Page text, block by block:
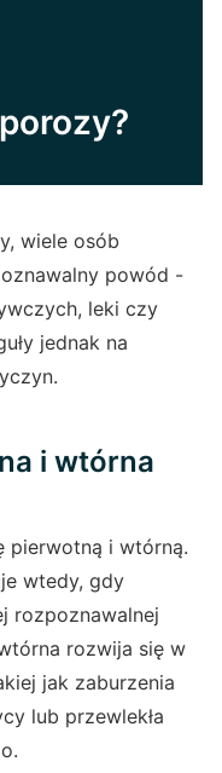
wiele osób
powód -
leki czy
jednak na
i wtórna
pierwotną i wtórną.
wtedy, gdy
rozpoznawalnej
rozwija się w
jak zaburzenia
lub przewlekła